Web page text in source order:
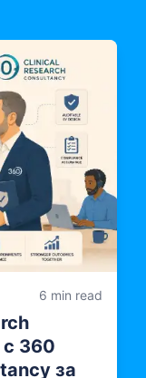
6 min read
360
за